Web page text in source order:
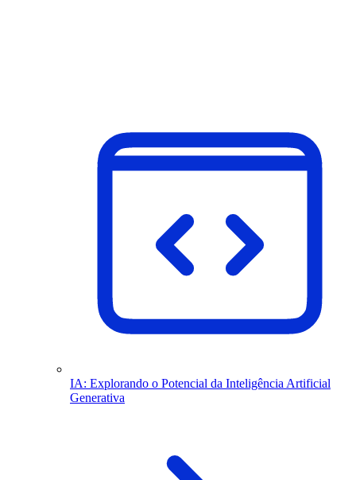
IA: Explorando o Potencial da Inteligência Artificial
Generativa